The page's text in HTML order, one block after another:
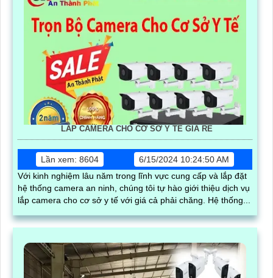
LẮP CAMERA CHO CƠ SỞ Y TẾ GIÁ RẺ
Lần xem: 8604
6/15/2024 10:24:50 AM
Với kinh nghiệm lâu năm trong lĩnh vực cung cấp và lắp đặt
hệ thống camera an ninh, chúng tôi tự hào giới thiệu dịch vụ
lắp camera cho cơ sở y tế với giá cả phải chăng. Hệ thống...